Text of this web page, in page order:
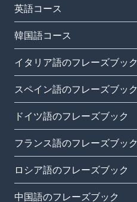
英語コース
韓国語コース
イタリア語のフレーズブック
スペイン語のフレーズブック
ドイツ語のフレーズブック
フランス語のフレーズブック
ロシア語のフレーズブック
中国語のフレーズブック